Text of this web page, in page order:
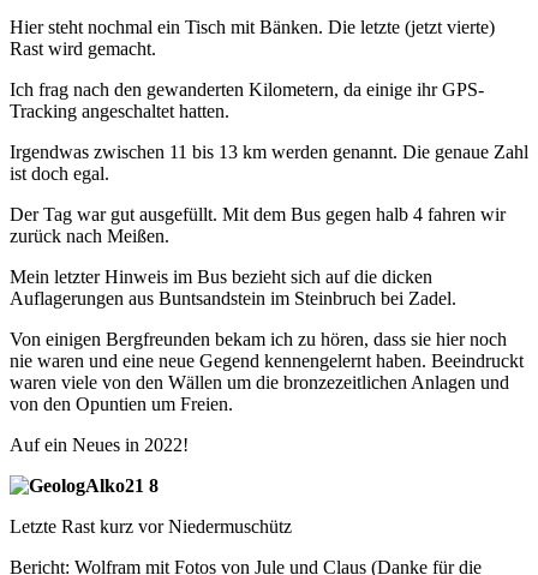
Hier steht nochmal ein Tisch mit Bänken. Die letzte (jetzt vierte)
Rast wird gemacht.
Ich frag nach den gewanderten Kilometern, da einige ihr GPS-
Tracking angeschaltet hatten.
Irgendwas zwischen 11 bis 13 km werden genannt. Die genaue Zahl
ist doch egal.
Der Tag war gut ausgefüllt. Mit dem Bus gegen halb 4 fahren wir
zurück nach Meißen.
Mein letzter Hinweis im Bus bezieht sich auf die dicken
Auflagerungen aus Buntsandstein im Steinbruch bei Zadel.
Von einigen Bergfreunden bekam ich zu hören, dass sie hier noch
nie waren und eine neue Gegend kennengelernt haben. Beeindruckt
waren viele von den Wällen um die bronzezeitlichen Anlagen und
von den Opuntien um Freien.
Auf ein Neues in 2022!
Letzte Rast kurz vor Niedermuschütz
Bericht: Wolfram mit Fotos von Jule und Claus (Danke für die